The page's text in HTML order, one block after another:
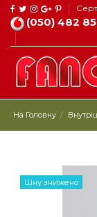
(050) 482
На Головну
Ціну знижено